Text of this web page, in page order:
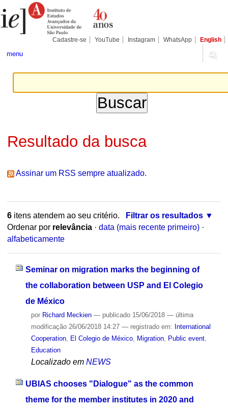
para
conteúdo.
Pessoais
Cadastre-se YouTube Instagram WhatsApp English
menu
Resultado da busca
Assinar um RSS sempre atualizado.
6itens atendem ao seu critério.
Filtrar os resultados
Ordenar por relevância · data (mais recente primeiro) ·
alfabeticamente
Seminar on migration marks the beginning of
the collaboration between USP and El Colegio
de México
por Richard Meckien — publicado15/06/2018 — última
modificação26/06/2018 14:27 — registrado em: International
Cooperation, El Colegio de México, Migration, Public event,
Education
Localizado em NEWS
UBIAS chooses "Dialogue" as the common
theme for the member institutes in 2020 and